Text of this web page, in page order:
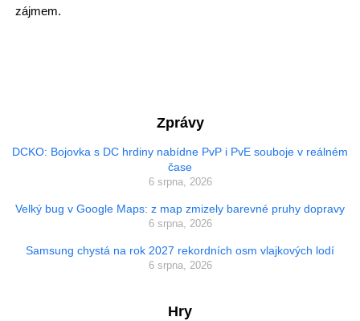
zájmem.
Zprávy
DCKO: Bojovka s DC hrdiny nabídne PvP i PvE souboje v reálném
čase
6 srpna, 2026
Velký bug v Google Maps: z map zmizely barevné pruhy dopravy
6 srpna, 2026
Samsung chystá na rok 2027 rekordních osm vlajkových lodí
6 srpna, 2026
Hry